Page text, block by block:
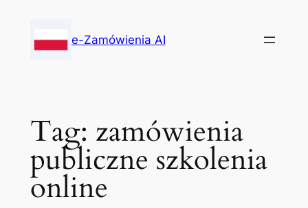
content
e-Zamówienia AI
Tag: zamówienia
publiczne szkolenia
online